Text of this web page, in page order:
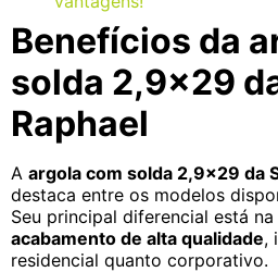
Benefícios da
solda 2,9×29
Raphael
A argola com solda 2,9×29 da
destaca entre os modelos
Seu principal diferencial está na
acabamento de alta qualidade,
residencial quanto corporativo.